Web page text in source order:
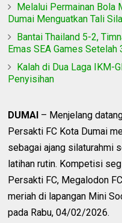
Melalui Permainan Bola
Dumai Menguatkan Tali
Bantai Thailand 5-2,
Emas SEA Games Setelah
Kalah di Dua Laga IKM-
Penyisihan
DUMAI – Menjelang
Persakti FC Kota Dumai
sebagai ajang silaturahmi
latihan rutin. Kompetisi
Persakti FC, Megalodon
meriah di lapangan Mini
pada Rabu, 04/02/2026.